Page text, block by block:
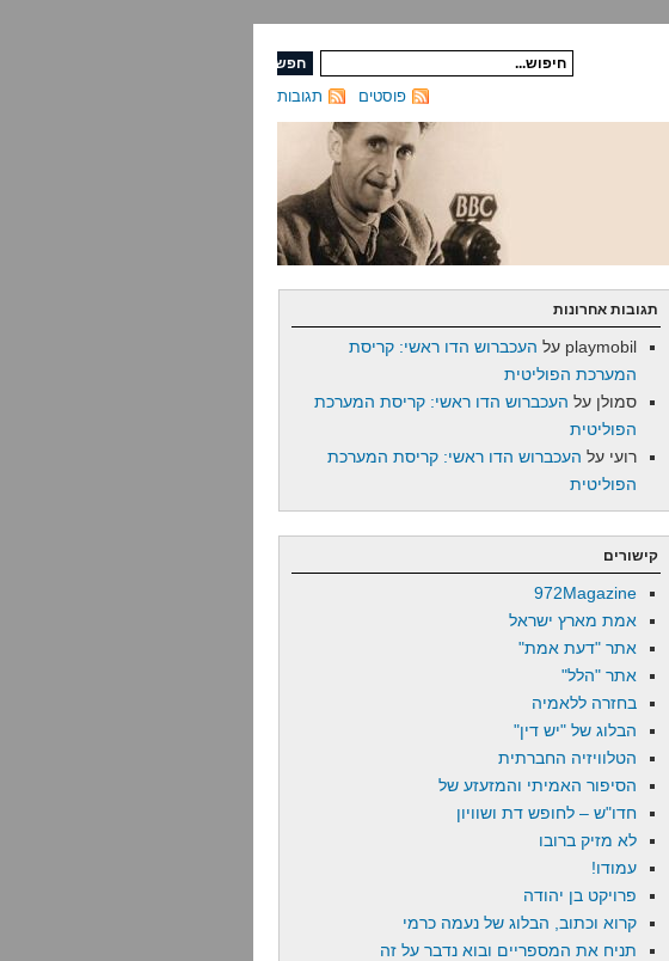
תגובות פוסטים
תגובות אחרונות
playmobil על העכברוש הדו ראשי: קריסת
המערכת הפוליטית
סמולן על העכברוש הדו ראשי: קריסת המערכת
הפוליטית
רועי על העכברוש הדו ראשי: קריסת המערכת
הפוליטית
קישורים
972Magazine
אמת מארץ ישראל
אתר "דעת אמת"
אתר "הלל"
בחזרה ללאמיה
הבלוג של "יש דין"
הטלוויזיה החברתית
הסיפור האמיתי והמזעזע של
חדו"ש – לחופש דת ושוויון
לא מזיק ברובו
עמודו!
פרויקט בן יהודה
קרוא וכתוב, הבלוג של נעמה כרמי
תניח את המספריים ובוא נדבר על זה